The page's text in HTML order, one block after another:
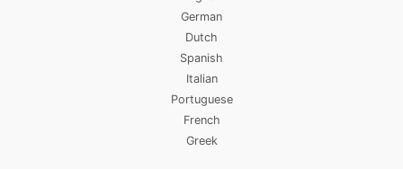
German
Dutch
Spanish
Italian
Portuguese
French
Greek